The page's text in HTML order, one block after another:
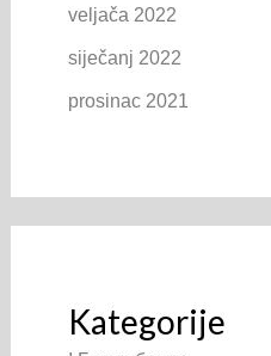
veljača 2022
siječanj 2022
prosinac 2021
Kategorije